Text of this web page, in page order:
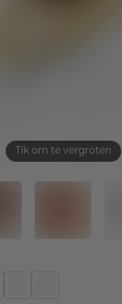
Tik om te vergroten